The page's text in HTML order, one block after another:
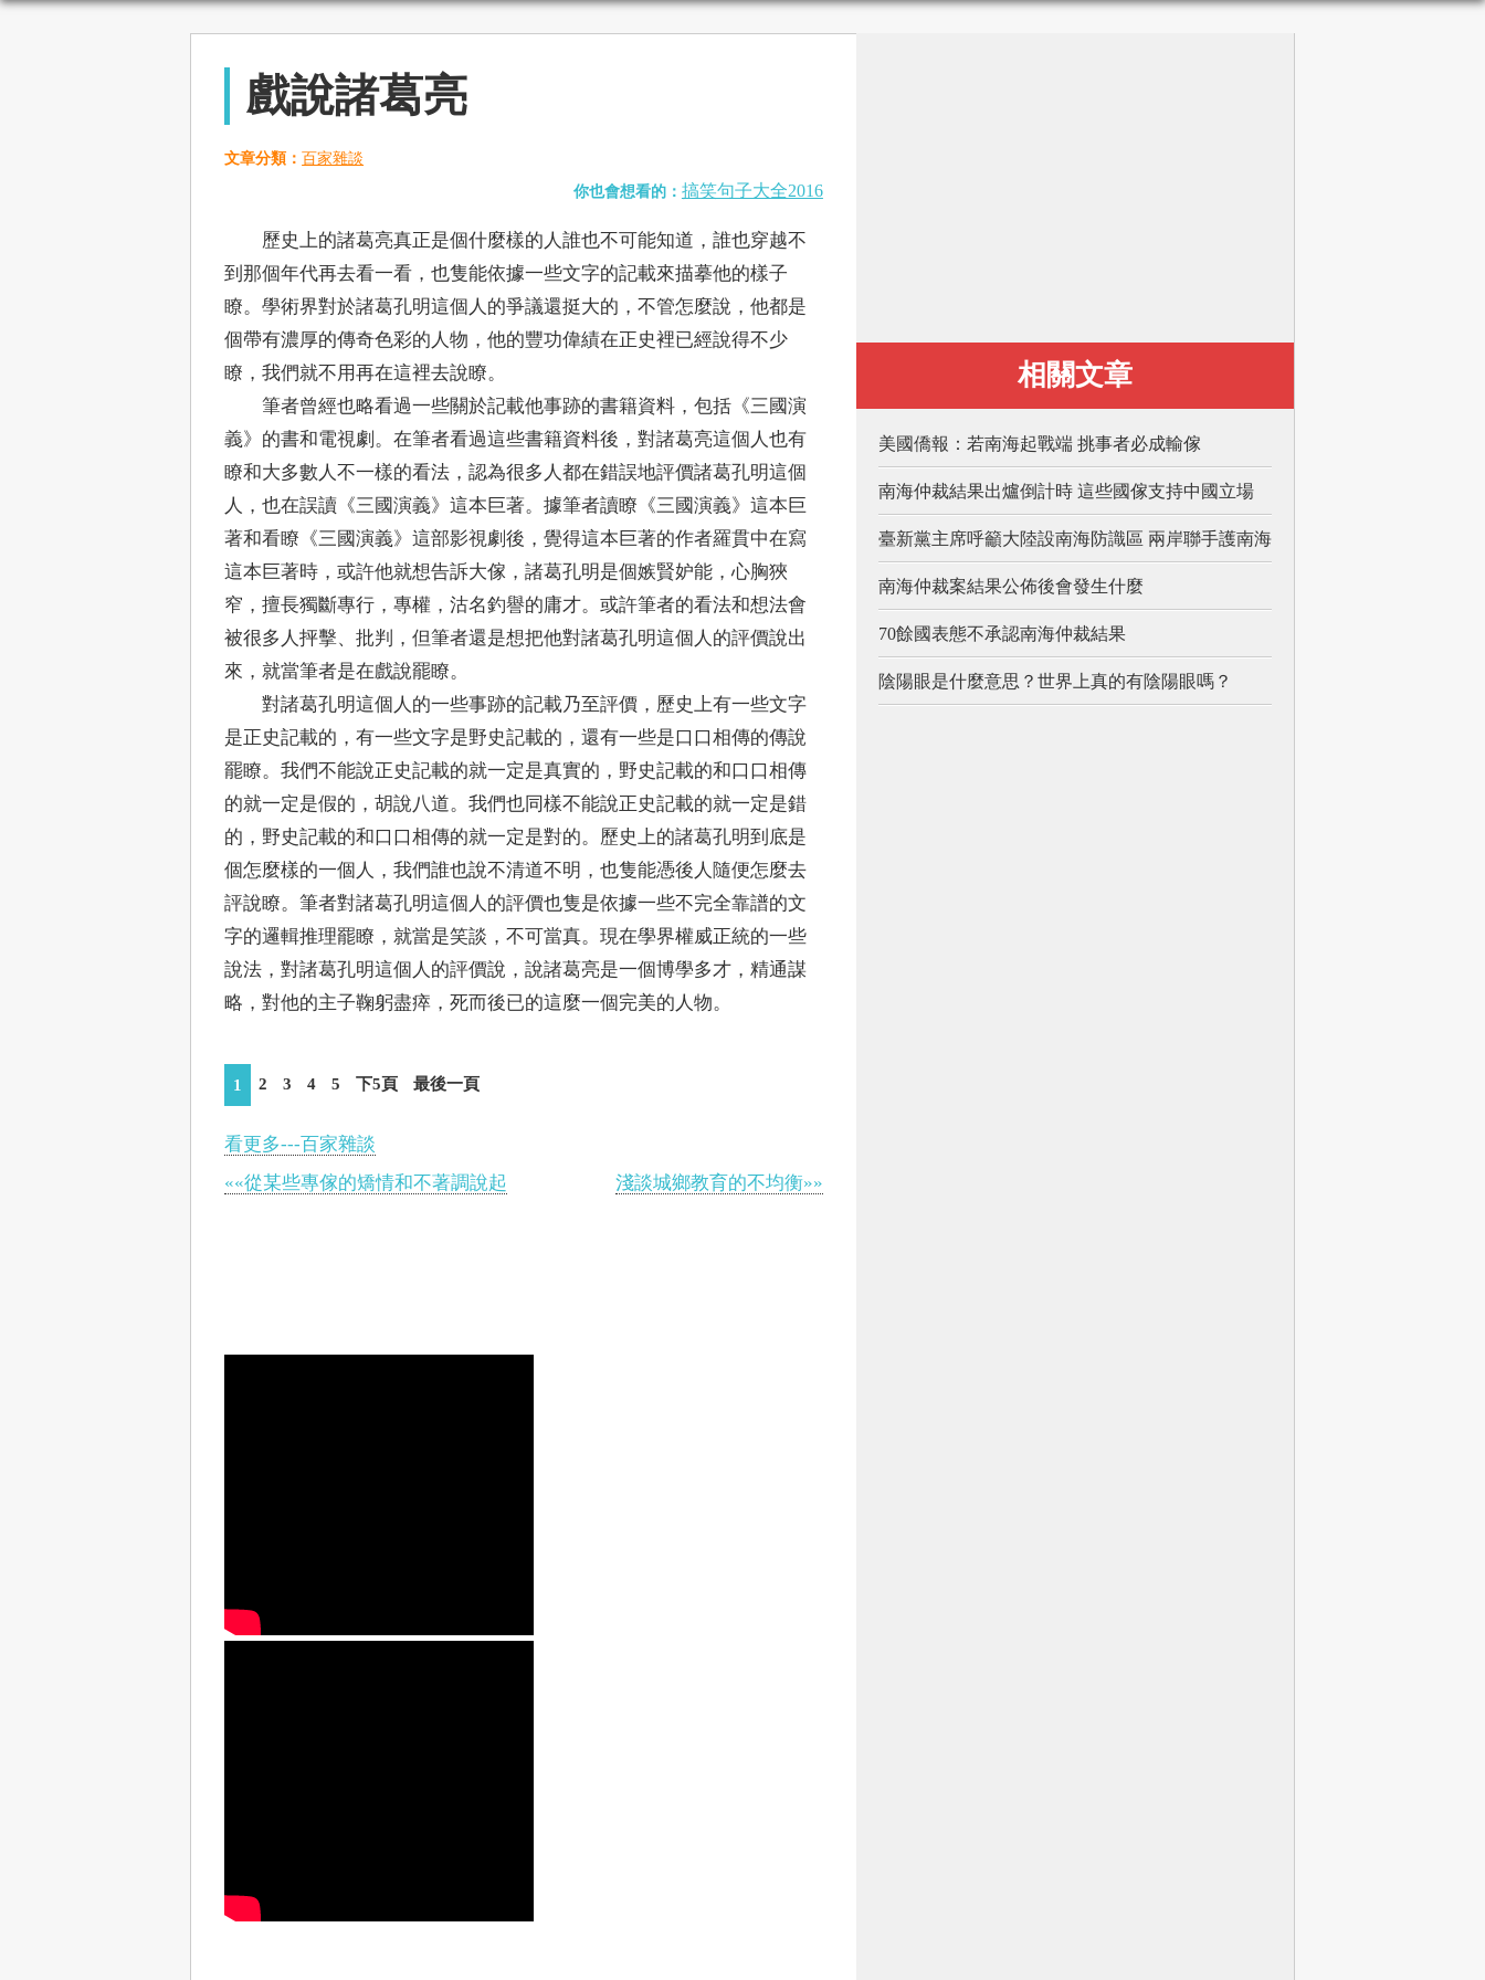
戲說諸葛亮
文章分類：百家雜談
你也會想看的： 搞笑句子大全2016
歷史上的諸葛亮真正是個什麼樣的人誰也不可能知道，誰也穿越不
到那個年代再去看一看，也隻能依據一些文字的記載來描摹他的樣子
瞭。學術界對於諸葛孔明這個人的爭議還挺大的，不管怎麼說，他都是
個帶有濃厚的傳奇色彩的人物，他的豐功偉績在正史裡已經說得不少
瞭，我們就不用再在這裡去說瞭。
筆者曾經也略看過一些關於記載他事跡的書籍資料，包括《三國演
義》的書和電視劇。在筆者看過這些書籍資料後，對諸葛亮這個人也有
瞭和大多數人不一樣的看法，認為很多人都在錯誤地評價諸葛孔明這個
人，也在誤讀《三國演義》這本巨著。據筆者讀瞭《三國演義》這本巨
著和看瞭《三國演義》這部影視劇後，覺得這本巨著的作者羅貫中在寫
這本巨著時，或許他就想告訴大傢，諸葛孔明是個嫉賢妒能，心胸狹
窄，擅長獨斷專行，專權，沽名釣譽的庸才。或許筆者的看法和想法會
被很多人抨擊、批判，但筆者還是想把他對諸葛孔明這個人的評價說出
來，就當筆者是在戲說罷瞭。
對諸葛孔明這個人的一些事跡的記載乃至評價，歷史上有一些文字
是正史記載的，有一些文字是野史記載的，還有一些是口口相傳的傳說
罷瞭。我們不能說正史記載的就一定是真實的，野史記載的和口口相傳
的就一定是假的，胡說八道。我們也同樣不能說正史記載的就一定是錯
的，野史記載的和口口相傳的就一定是對的。歷史上的諸葛孔明到底是
個怎麼樣的一個人，我們誰也說不清道不明，也隻能憑後人隨便怎麼去
評說瞭。筆者對諸葛孔明這個人的評價也隻是依據一些不完全靠譜的文
字的邏輯推理罷瞭，就當是笑談，不可當真。現在學界權威正統的一些
說法，對諸葛孔明這個人的評價說，說諸葛亮是一個博學多才，精通謀
略，對他的主子鞠躬盡瘁，死而後已的這麼一個完美的人物。
1 2 3 4 5 下5頁 最後一頁
看更多---百家雜談
««從某些專傢的矯情和不著調說起
淺談城鄉教育的不均衡»»
相關文章
美國僑報：若南海起戰端 挑事者必成輸傢
南海仲裁結果出爐倒計時 這些國傢支持中國立場
臺新黨主席呼籲大陸設南海防識區 兩岸聯手護南海
南海仲裁案結果公佈後會發生什麼
70餘國表態不承認南海仲裁結果
陰陽眼是什麼意思？世界上真的有陰陽眼嗎？